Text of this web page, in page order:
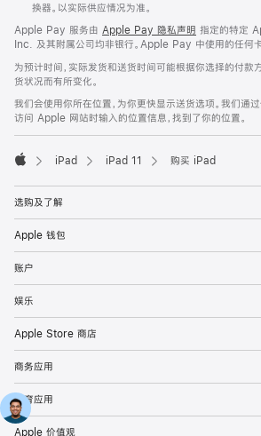
换器。以实际供应情况为准。
Apple Pay 服务由 Apple Pay 隐私声明 指定的特定
Inc. 及其附属公司均非银行。Apple Pay 中使用的任何
为预计时间，实际发货和送货时间可能根据你选择的付款
货状况而有所变化。
我们会使用你所在位置，为你更快显示送货选项。我们通
访问 Apple 网站时输入的位置信息，找到了你的位置。
iPad iPad 11 购买 iPad
选购及了解
Apple 钱包
账户
娱乐
Apple Store 商店
商务应用
教育应用
Apple 价值观